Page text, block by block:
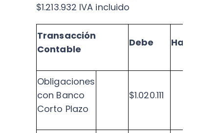
$1.213.932 IVA incluido
Transacción
Contable
Debe Haber
Obligaciones
con Banco
Corto Plazo
$1.020.111